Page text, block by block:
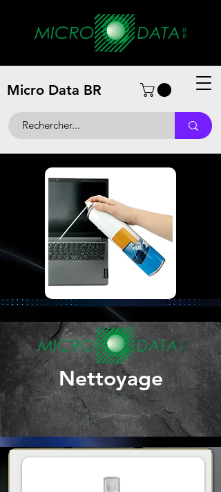
Micro Data BR
Nettoyage